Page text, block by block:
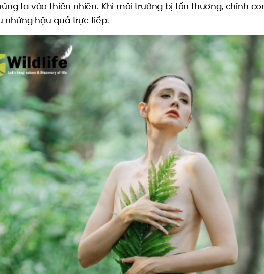
ta vào thiên nhiên. Khi môi trường bị tổn thương, chính
những hậu quả trực tiếp.